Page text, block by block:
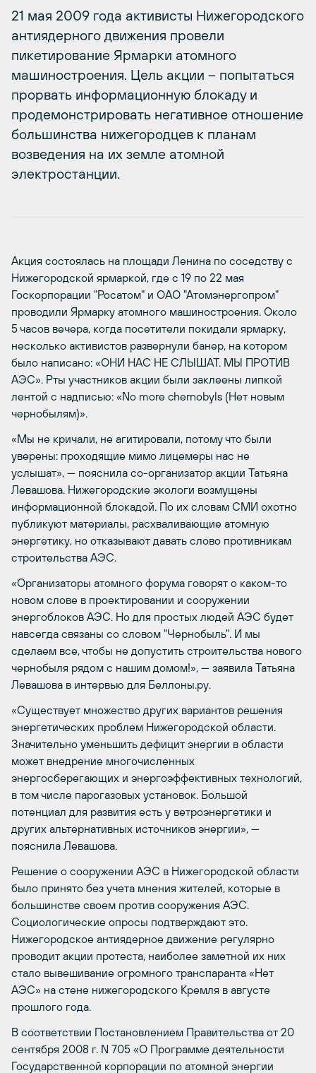
21 мая 2009 года активисты Нижегородского
антиядерного движения провели
пикетирование Ярмарки атомного
машиностроения. Цель акции – попытаться
прорвать информационную блокаду и
продемонстрировать негативное отношение
большинства нижегородцев к планам
возведения на их земле атомной
электростанции.
Акция состоялась на площади Ленина по соседству с
Нижегородской ярмаркой, где с 19 по 22 мая
Госкорпорации "Росатом" и ОАО "Атомэнергопром"
проводили Ярмарку атомного машиностроения. Около
5 часов вечера, когда посетители покидали ярмарку,
несколько активистов развернули банер, на котором
было написано: «ОНИ НАС НЕ СЛЫШАТ. МЫ ПРОТИВ
АЭС». Рты участников акции были заклеены липкой
лентой с надписью: «No more chernobyls (Нет новым
чернобылям)».
«Мы не кричали, не агитировали, потому что были
уверены: проходящие мимо лицемеры нас не
услышат», — пояснила со-организатор акции Татьяна
Левашова. Нижегородские экологи возмущены
информационной блокадой. По их словам СМИ охотно
публикуют материалы, расхваливающие атомную
энергетику, но отказывают давать слово противникам
строительства АЭС.
«Организаторы атомного форума говорят о каком-то
новом слове в проектировании и сооружении
энергоблоков АЭС. Но для простых людей АЭС будет
навсегда связаны со словом "Чернобыль". И мы
сделаем все, чтобы не допустить строительства нового
чернобыля рядом с нашим домом!», — заявила Татьяна
Левашова в интервью для Беллоны.ру.
«Существует множество других вариантов решения
энергетических проблем Нижегородской области.
Значительно уменьшить дефицит энергии в области
может внедрение многочисленных
энергосберегающих и энергоэффективных технологий,
в том числе парогазовых установок. Большой
потенциал для развития есть у ветроэнергетики и
других альтернативных источников энергии», —
пояснила Левашова.
Решение о сооружении АЭС в Нижегородской области
было принято без учета мнения жителей, которые в
большинстве своем против сооружения АЭС.
Социологические опросы подтверждают это.
Нижегородское антиядерное движение регулярно
проводит акции протеста, наиболее заметной их них
стало вывешивание огромного транспаранта «Нет
АЭС» на стене нижегородского Кремля в августе
прошлого года.
В соответствии Постановлением Правительства от 20
сентября 2008 г. N 705 «О Программе деятельности
Государственной корпорации по атомной энергии